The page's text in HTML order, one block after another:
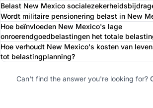
Belast New Mexico
Wordt militaire pensionering belast in New
Hoe beïnvloeden New Mexico's lage
onroerendgoedbelastingen het totale
Hoe verhoudt New Mexico's kosten van
tot belastingplanning?
Can't find the answer you're looking for?